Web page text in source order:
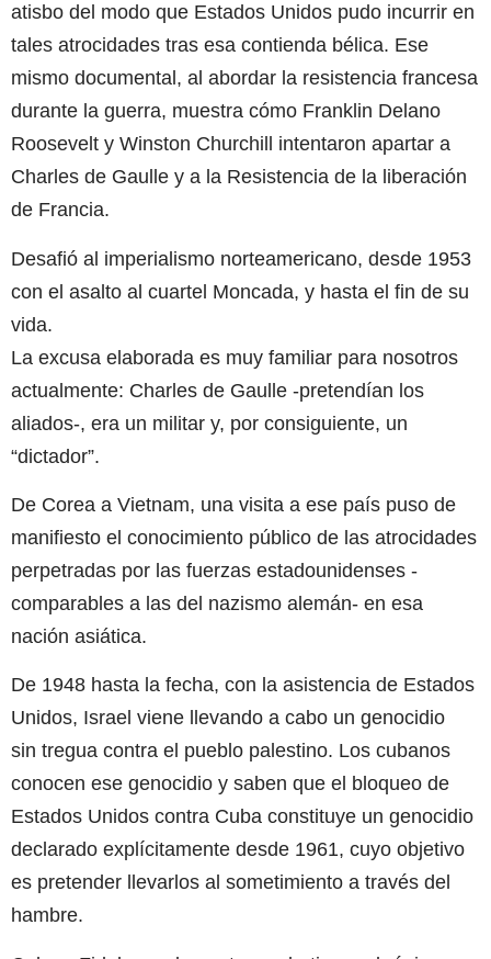
atisbo del modo que Estados Unidos pudo incurrir en
tales atrocidades tras esa contienda bélica. Ese
mismo documental, al abordar la resistencia francesa
durante la guerra, muestra cómo Franklin Delano
Roosevelt y Winston Churchill intentaron apartar a
Charles de Gaulle y a la Resistencia de la liberación
de Francia.
Desafió al imperialismo norteamericano, desde 1953
con el asalto al cuartel Moncada, y hasta el fin de su
vida.
La excusa elaborada es muy familiar para nosotros
actualmente: Charles de Gaulle -pretendían los
aliados-, era un militar y, por consiguiente, un
“dictador”.
De Corea a Vietnam, una visita a ese país puso de
manifiesto el conocimiento público de las atrocidades
perpetradas por las fuerzas estadounidenses -
comparables a las del nazismo alemán- en esa
nación asiática.
De 1948 hasta la fecha, con la asistencia de Estados
Unidos, Israel viene llevando a cabo un genocidio
sin tregua contra el pueblo palestino. Los cubanos
conocen ese genocidio y saben que el bloqueo de
Estados Unidos contra Cuba constituye un genocidio
declarado explícitamente desde 1961, cuyo objetivo
es pretender llevarlos al sometimiento a través del
hambre.